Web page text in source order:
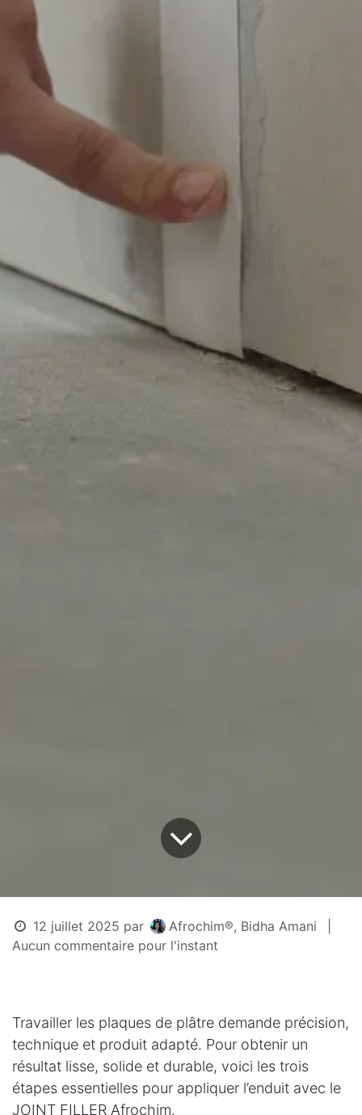
12 juillet 2025 par Afrochim®, Bidha Amani
Aucun commentaire pour l'instant
Travailler les plaques de plâtre demande précision,
technique et produit adapté. Pour obtenir un
résultat lisse, solide et durable, voici les trois
étapes essentielles pour appliquer l’enduit avec le
JOINT FILLER Afrochim.